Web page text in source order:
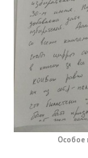
Особое